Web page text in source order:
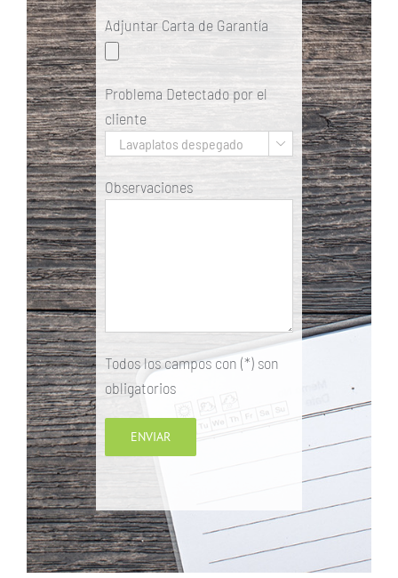
Adjuntar Carta de Garantía
Problema Detectado por el
cliente

Observaciones
Todos los campos con (*) son
obligatorios